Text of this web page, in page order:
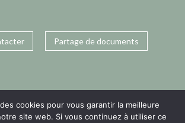
Partage de documents
cookies pour vous garantir la meilleure
site web. Si vous continuez à utiliser ce